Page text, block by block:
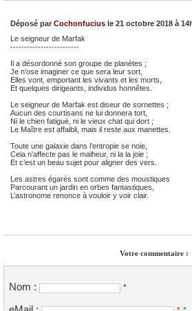
Déposé par Cochonfucius le 21 octobre 2018 à
Le seigneur de Marfak
-------------------------
Il a désordonné son groupe de planètes ;
Je n’ose imaginer ce que sera leur sort,
Elles vont, emportant les vivants et les morts,
Et quelques dirigeants, individus honnêtes.
Le seigneur de Marfak est diseur de sornettes ;
Aucun des courtisans ne lui donnera tort,
Ni le chien fatigué, ni le vieux chat qui dort ;
Le Maître est affaibli, mais il reste aux manettes.
Toute une galaxie dans l’entropie se noie,
Cela n’affecte pas le malheur, ni la la joie ;
Et c’est un beau sujet pour aligner des vers.
Les astres égarés sont comme des moustiques
Parcourant un jardin en orbes fantastiques,
L’astronome renonce à vouloir y voir clair.
Votre commentaire :
Nom : *